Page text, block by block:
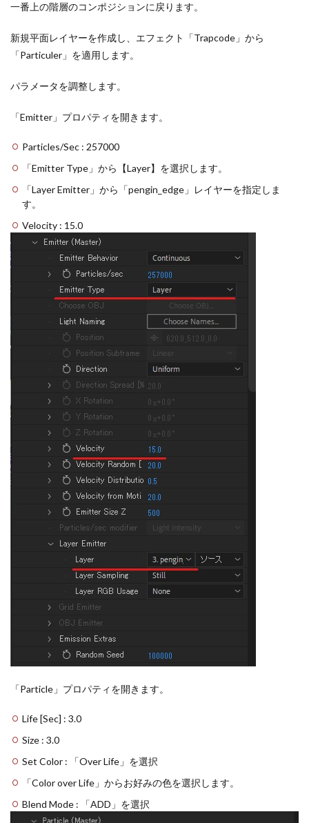
一番上の階層のコンポジションに戻ります。
新規平面レイヤーを作成し、エフェクト「Trapcode」から
「Particuler」を適用します。
パラメータを調整します。
「Emitter」プロパティを開きます。
Particles/Sec : 257000
「Emitter Type」から【Layer】を選択します。
「Layer Emitter」から「pengin_edge」レイヤーを指定しま
す。
Velocity : 15.0
「Particle」プロパティを開きます。
Life [Sec] : 3.0
Size : 3.0
Set Color : 「Over Life」を選択
「Color over Life」からお好みの色を選択します。
Blend Mode : 「ADD」を選択